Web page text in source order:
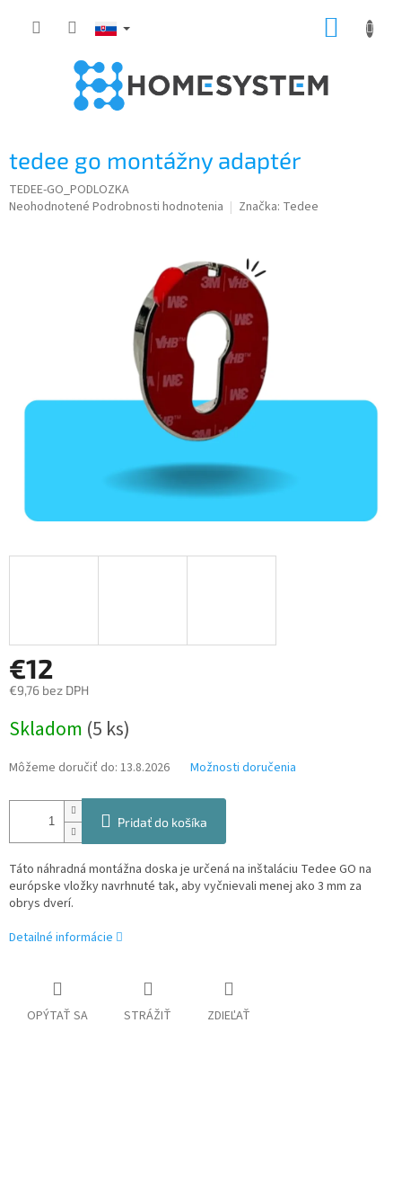
tedee go montážny adaptér
TEDEE-GO_PODLOZKA
Priemerné
Neohodnotené Podrobnosti hodnotenia Značka: Tedee
€12
€9,76 bez DPH
cena:
Skladom (5 ks)
Môžeme doručiť do: 13.8.2026 Možnosti doručenia
Pridať do košíka
Táto náhradná montážna doska je určená na inštaláciu Tedee GO na
európske vložky navrhnuté tak, aby vyčnievali menej ako 3 mm za
obrys dverí.
Detailné informácie
OPÝTAŤ SA STRÁŽIŤ ZDIEĽAŤ